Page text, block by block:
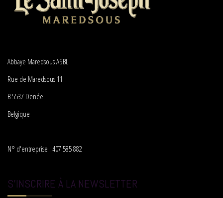
Abbaye Maredsous ASBL
Rue de Maredsous 11
B 5537 Denée
Belgique
N° d'entreprise : 407 585 882
S'INSCRIRE À LA NEWSLETTER